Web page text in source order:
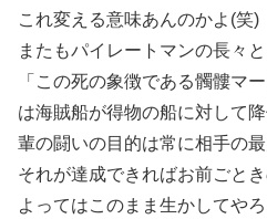
これ変える意味あんのかよ(笑)
またもパイレートマンの長々
「この死の象徴である髑髏マ
は海賊船が得物の船に対して
輩の闘いの目的は常に相手の
それが達成できればお前ごと
よってはこのまま生かしてや